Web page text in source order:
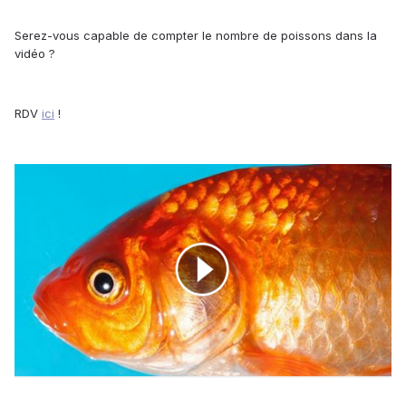
Serez-vous capable de compter le nombre de poissons dans la
vidéo ?
RDV ici !